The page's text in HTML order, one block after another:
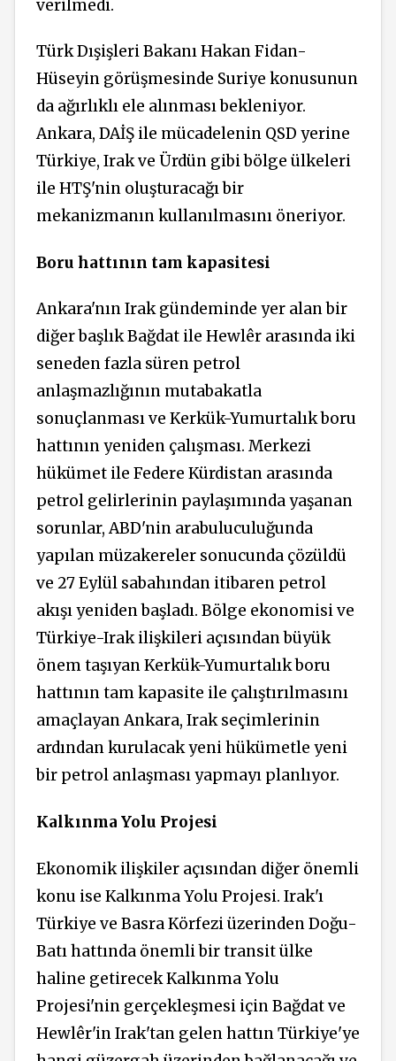
verilmedi.
Türk Dışişleri Bakanı Hakan Fidan-
Hüseyin görüşmesinde Suriye konusunun
da ağırlıklı ele alınması bekleniyor.
Ankara, DAİŞ ile mücadelenin QSD yerine
Türkiye, Irak ve Ürdün gibi bölge ülkeleri
ile HTŞ'nin oluşturacağı bir
mekanizmanın kullanılmasını öneriyor.
Boru hattının tam kapasitesi
Ankara'nın Irak gündeminde yer alan bir
diğer başlık Bağdat ile Hewlêr arasında iki
seneden fazla süren petrol
anlaşmazlığının mutabakatla
sonuçlanması ve Kerkük-Yumurtalık boru
hattının yeniden çalışması. Merkezi
hükümet ile Federe Kürdistan arasında
petrol gelirlerinin paylaşımında yaşanan
sorunlar, ABD'nin arabuluculuğunda
yapılan müzakereler sonucunda çözüldü
ve 27 Eylül sabahından itibaren petrol
akışı yeniden başladı. Bölge ekonomisi ve
Türkiye-Irak ilişkileri açısından büyük
önem taşıyan Kerkük-Yumurtalık boru
hattının tam kapasite ile çalıştırılmasını
amaçlayan Ankara, Irak seçimlerinin
ardından kurulacak yeni hükümetle yeni
bir petrol anlaşması yapmayı planlıyor.
Kalkınma Yolu Projesi
Ekonomik ilişkiler açısından diğer önemli
konu ise Kalkınma Yolu Projesi. Irak'ı
Türkiye ve Basra Körfezi üzerinden Doğu-
Batı hattında önemli bir transit ülke
haline getirecek Kalkınma Yolu
Projesi'nin gerçekleşmesi için Bağdat ve
Hewlêr'in Irak'tan gelen hattın Türkiye'ye